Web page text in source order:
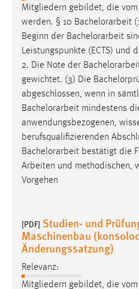
Mitgliedern gebildet, die
werden. § 10 Bachelorarbeit
Beginn der Bachelorarbeit
Leistungspunkte (ECTS) und
2. Die Note der
gewichtet. (3) Die
abgeschlossen, wenn in
Bachelorarbeit mindestens
anwendungsbezogenen,
berufsqualifizierenden
Bachelorarbeit bestätigt die
Arbeiten und methodischen,
Vorgehen
[PDF] Studien- und
Maschinenbau
Änderungssatzung)
Relevanz:
Mitgliedern gebildet, die
EXTERNE MEDIEN
Um Inhalte von
Plattformen anzeigen zu
externen Medien Cookies
YouTube
Vimeo